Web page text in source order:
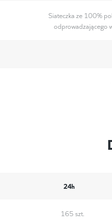
Siateczka ze 100%
odprowadzającego
24h
165 szt.